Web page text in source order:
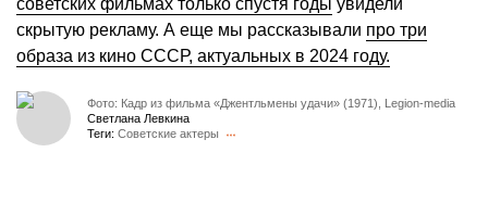
советских фильмах только спустя годы увидели
скрытую рекламу. А еще мы рассказывали про три
образа из кино СССР, актуальных в 2024 году.
Фото: Кадр из фильма «Джентльмены удачи» (1971), Legion-media
Светлана Левкина
Теги: Советские актеры